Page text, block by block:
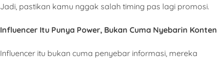
Jadi, pastikan kamu nggak salah timing pas lagi promosi.
Influencer Itu Punya Power, Bukan Cuma Nyebarin Konten
Influencer itu bukan cuma penyebar informasi, mereka